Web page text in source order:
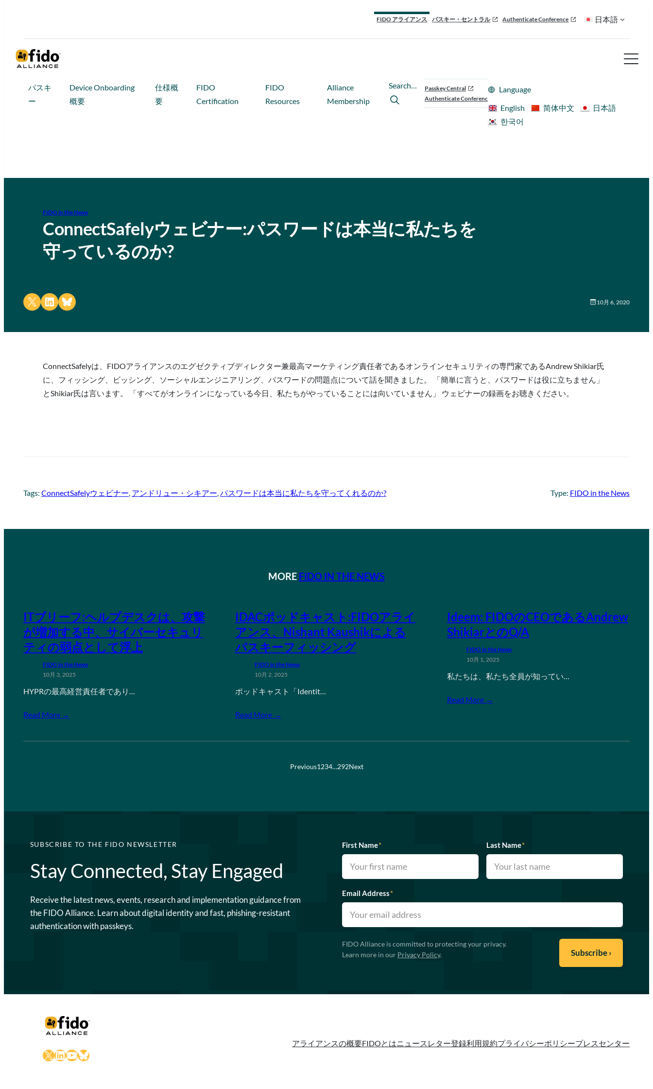
FIDO アライアンス パスキー・セントラル Authenticate Conference 日本語
パスキ
ー
Device Onboarding
概要
仕様概
要
FIDO
Certification
FIDO
Resources
Alliance
Membership
Search…
Passkey Central
Authenticate Conference
Language
English
简体中文
日本語
한국어
FIDO in the News
ConnectSafelyウェビナー:パスワードは本当に私たちを
守っているのか?
Share on X Share on LinkedIn
Share on Bluesky 10月 6, 2020
ConnectSafelyは、FIDOアライアンスのエグゼクティブディレクター兼最高マーケティング責任者であるオンラインセキュリティの専門家であるAndrew Shikiar氏
に、フィッシング、ビッシング、ソーシャルエンジニアリング、パスワードの問題点について話を聞きました。 「簡単に言うと、パスワードは役に立ちません」
とShikiar氏は言います。 「すべてがオンラインになっている今日、私たちがやっていることには向いていません」 ウェビナーの録画をお聴きください。
Tags: ConnectSafelyウェビナー, アンドリュー・シキアー, パスワードは本当に私たちを守ってくれるのか? Type: FIDO in the News
MORE FIDO IN THE NEWS
ITブリーフ:ヘルプデスクは、攻撃
が増加する中、サイバーセキュリ
ティの弱点として浮上
FIDO in the News
10月 3, 2025
HYPRの最高経営責任者であり…
Read More →
IDACポッドキャスト:FIDOアライ
アンス、Nishant Kaushikによる
パスキーフィッシング
FIDO in the News
10月 2, 2025
ポッドキャスト「Identit…
Read More →
Ideem: FIDOのCEOであるAndrew
ShikiarとのQ/A
FIDO in the News
10月 1, 2025
私たちは、私たち全員が知ってい…
Read More →
Previous1234…292Next
SUBSCRIBE TO THE FIDO NEWSLETTER
Stay Connected, Stay Engaged
Receive the latest news, events, research and implementation guidance from
the FIDO Alliance. Learn about digital identity and fast, phishing-resistant
authentication with passkeys.
First Name* Last Name*
Email Address*
FIDO Alliance is committed to protecting your privacy.
Learn more in our Privacy Policy.
X LinkedIn
YouTube
Bluesky
アライアンスの概要FIDOとはニュースレター登録利用規約プライバシーポリシープレスセンター